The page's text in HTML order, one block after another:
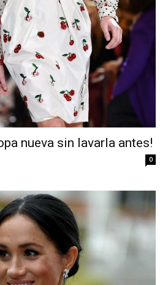
nueva sin lavarla antes!
0